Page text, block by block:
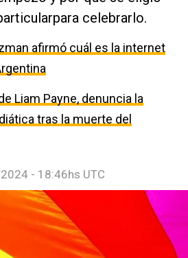
celebrarlo.
afirmó cuál es la internet
Liam Payne, denuncia la
tras la muerte del
- 18:46hs UTC